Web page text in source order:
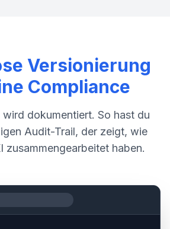
Versionierung
Compliance
dokumentiert. So hast du
Audit-Trail, der zeigt, wie
zusammengearbeitet haben.